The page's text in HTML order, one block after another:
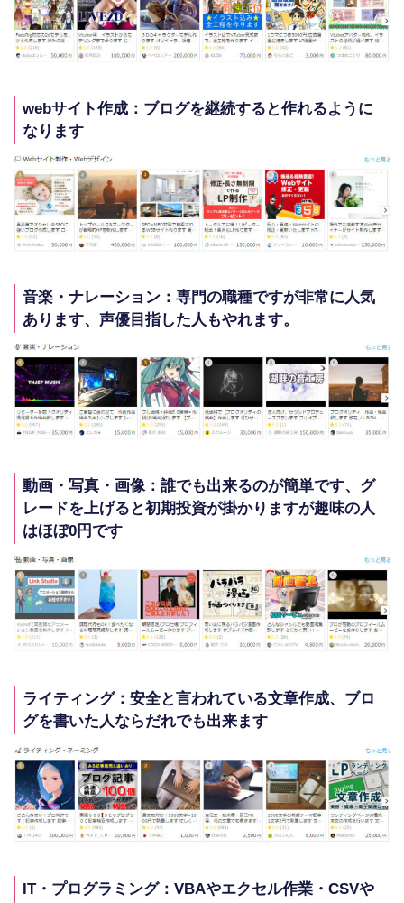
webサイト作成：ブログを継続すると作れるように
なります
音楽・ナレーション：専門の職種ですが非常に人気
あります、声優目指した人もやれます。
動画・写真・画像：誰でも出来るのが簡単です、グ
レードを上げると初期投資が掛かりますが趣味の人
はほぼ0円です
ライティング：安全と言われている文章作成、ブロ
グを書いた人ならだれでも出来ます
IT・プログラミング：VBAやエクセル作業・CSVや